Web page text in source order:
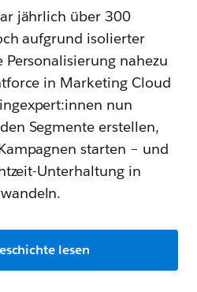
jährlich über 300
aufgrund isolierter
nahezu
in Marketing Cloud
nun
Segmente erstellen,
starten – und
Unterhaltung in
lesen